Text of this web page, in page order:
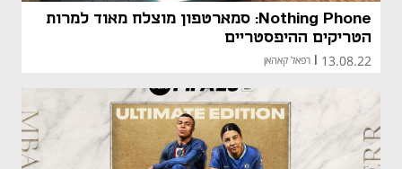
Nothing Phone: סמארטפון מוצלח מאוד למרות
הטריקים ההיפסטריים
13.08.22 רפאל קאהאן